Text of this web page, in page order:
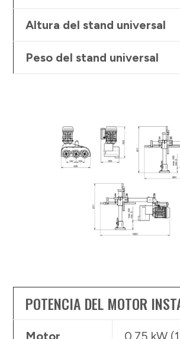
Altura del stand universal
Peso del stand universal
POTENCIA DEL MOTOR